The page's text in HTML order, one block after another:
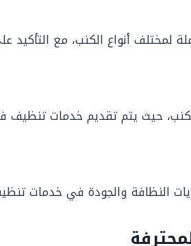
أنواع الكنب، مع التأكيد
حيث يتم تقديم خدمات
والجودة في خدمات تنظيف